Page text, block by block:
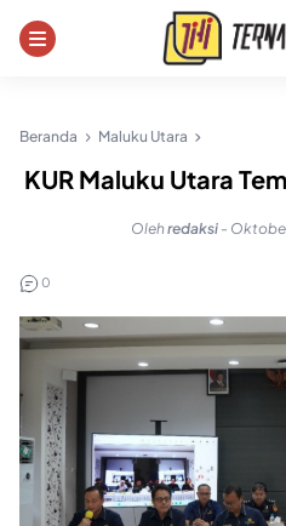
Beranda Maluku Utara
KUR Maluku Utara
Olehredaksi -
0